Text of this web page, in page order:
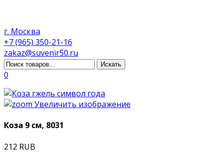
г. Москва
+7 (965) 350-21-16
zakaz@suvenir50.ru
0
Увеличить изображение
Коза 9 см, 8031
212 RUB